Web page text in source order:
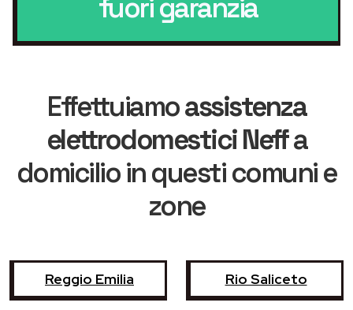
fuori garanzia
Effettuiamoassistenza
elettrodomestici Neffa
domicilio in questi comuni e
zone
Reggio Emilia Rio Saliceto